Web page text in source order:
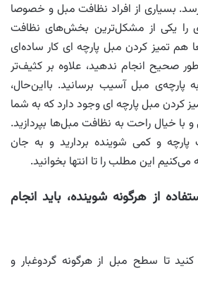
بسیاری از افراد نظافت مبل و خصوصا
را یکی از مشکل‌ترین بخش‌های نظافت
هم تمیز کردن مبل پارچه ای کار ساده‌ای
صحیح انجام ندهید، علاوه بر کثیف‌تر
مبل آسیب برسانید. بااین‌حال،
کردن مبل پارچه ای وجود دارد که به شما
با خیال راحت به نظافت مبل‌ها بپردازید.
پارچه و کمی شوینده بردارید و به جان
این مطلب را تا انتها بخوانید.
از هرگونه شوینده، باید انجام
تا سطح مبل از هرگونه گردوغبار و